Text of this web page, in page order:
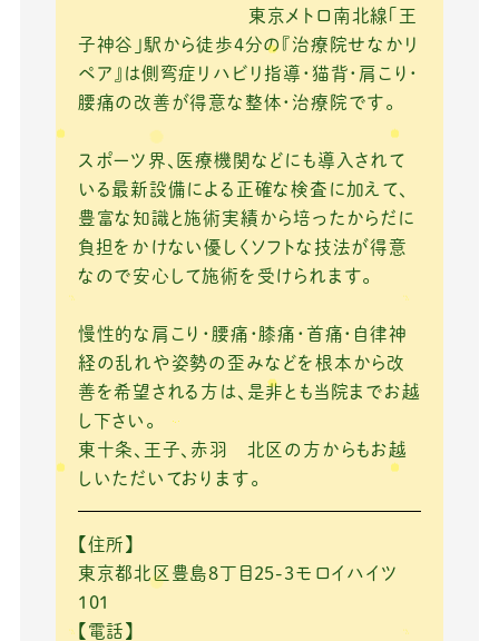
o
o
k
東京メトロ南北線「王
子神谷」駅から徒歩4分の『治療院せなかリ
ペア』は側弯症リハビリ指導・猫背・肩こり・
腰痛の改善が得意な整体・治療院です。
スポーツ界、医療機関などにも導入されて
いる最新設備による正確な検査に加えて、
豊富な知識と施術実績から培ったからだに
負担をかけない優しくソフトな技法が得意
なので安心して施術を受けられます。
慢性的な肩こり・腰痛・膝痛・首痛・自律神
経の乱れや姿勢の歪みなどを根本から改
善を希望される方は、是非とも当院までお越
し下さい。
東十条、王子、赤羽 北区の方からもお越
しいただいております。
【住所】
東京都北区豊島8丁目25-3モロイハイツ
101
【電話】